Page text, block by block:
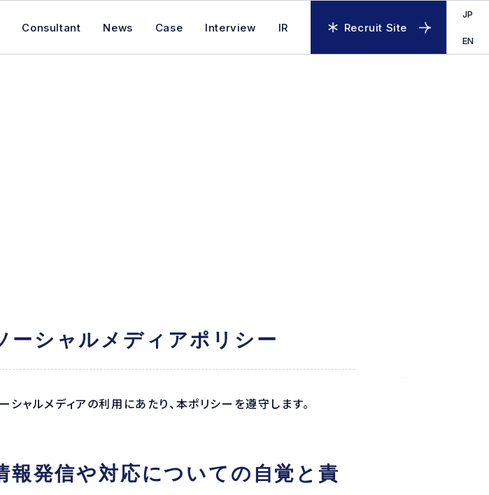
Consultant News Case Interview IR Recruit Site
JP
EN
シャルメディアポリシー
シャルメディアの利用にあたり、本ポリシーを遵守します。
発信や対応についての自覚と責